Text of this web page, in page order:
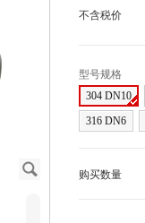
J
不含税价
型号规格
304 DN10
316 DN6
购买数量